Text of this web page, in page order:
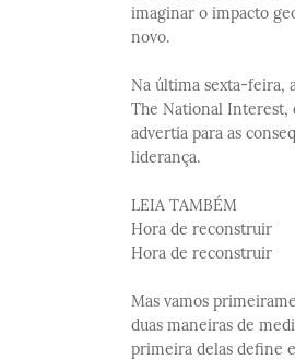
imaginar o impacto
novo.
Na última sexta-feira,
The National Interest,
advertia para as
liderança.
LEIA TAMBÉM
Hora de reconstruir
Hora de reconstruir
Mas vamos
duas maneiras de
primeira delas define